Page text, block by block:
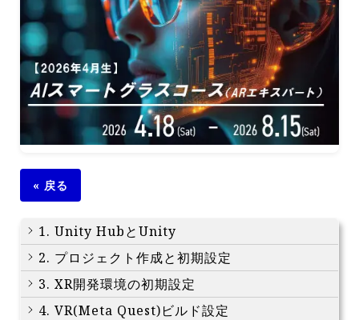
« 戻る
1. Unity HubとUnity
2. プロジェクト作成と初期設定
3. XR開発環境の初期設定
4. VR(Meta Quest)ビルド設定